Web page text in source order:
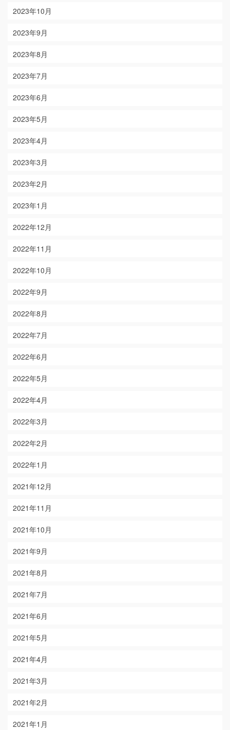
2023年10月
2023年9月
2023年8月
2023年7月
2023年6月
2023年5月
2023年4月
2023年3月
2023年2月
2023年1月
2022年12月
2022年11月
2022年10月
2022年9月
2022年8月
2022年7月
2022年6月
2022年5月
2022年4月
2022年3月
2022年2月
2022年1月
2021年12月
2021年11月
2021年10月
2021年9月
2021年8月
2021年7月
2021年6月
2021年5月
2021年4月
2021年3月
2021年2月
2021年1月